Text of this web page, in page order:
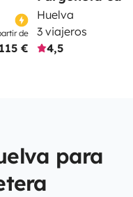
de
115 €
Huelva
3 viajeros
4,5
para